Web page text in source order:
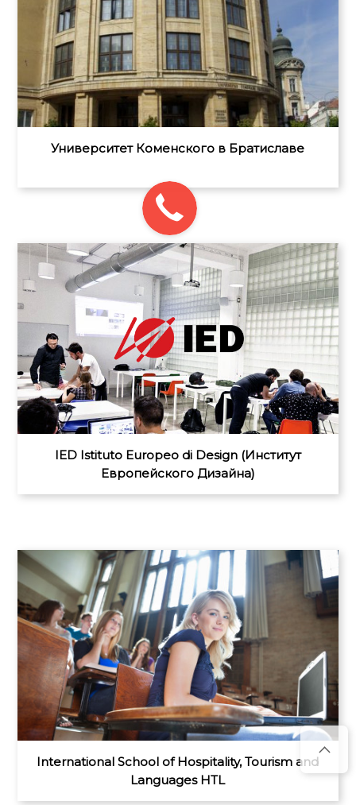
Университет Коменского в Братиславе
IED Istituto Europeo di Design (Институт
Европейского Дизайна)
International School of Hospitality, Tourism and
Languages HTL